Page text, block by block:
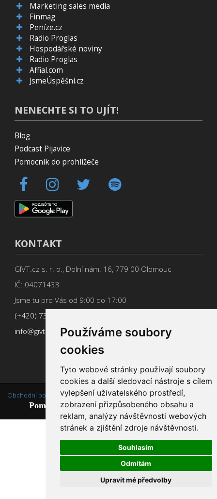
Používáme soubory
cookies
Tyto webové stránky používají soubory
cookies a další sledovací nástroje s cílem
vylepšení uživatelského prostředí,
zobrazení přizpůsobeného obsahu a
reklam, analýzy návštěvnosti webových
stránek a zjištění zdroje návštěvnosti.
Souhlasím
Odmítám
Upravit mé předvolby
Marketing sales media
Finmag
Peníze.cz
Radio Proglas
Hospodářské noviny
Radio Proglas
Affial.com
JsmeÚspěšní.cz
NENECHTE SI TO UJÍT!
Blog
Podcast Pijavice
Pomocník do prohlížeče
KONTAKT
GIVT.cz s. r. o., Dolní nám. 16, 779 00 Olomouc
IČ: 04071433
Jsme tu pro Vás od 9:00 do 17:00
(+420) 737 266 402
info@givt.cz
Obchodní podmínky,Změnit nastavení cookies
Pomáháme neziskovkám od roku 2015